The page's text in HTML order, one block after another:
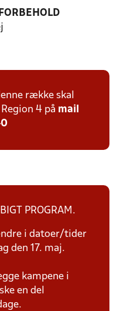
række skal
4 på mail
PROGRAM.
i datoer/tider
den 17. maj.
kampene i
en del